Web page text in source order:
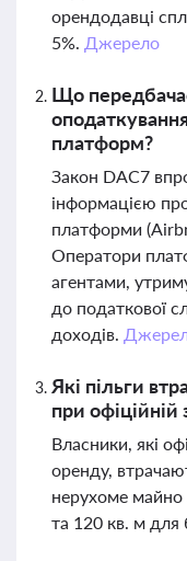
орендодавці
5%. Джерело
Що
платформ?
Закон DAC7
інформацією
платформи
Оператори
агентами,
до податкової
доходів.
Які пільги
при офіційній
Власники, які
оренду,
нерухоме майно
та 120 кв. м для